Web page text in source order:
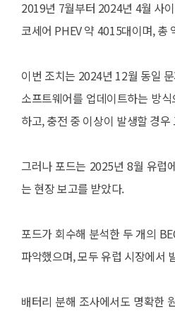
2019년 7월부터 2024년 4월 사
코세어 PHEV 약 4015대이며, 총
이번 조치는 2024년 12월 동일
소프트웨어를 업데이트하는 방
하고, 충전 중 이상이 발생할 경
그러나 포드는 2025년 8월 유럽
는 현장 보고를 받았다.
포드가 회수해 분석한 두 개의
파악했으며, 모두 유럽 시장에서
배터리 분해 조사에서도 명확한